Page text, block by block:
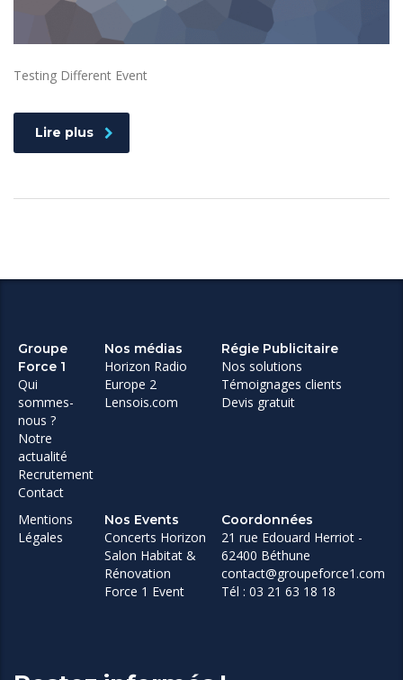
Testing Different Event
Lire plus
Groupe
Force 1
Qui
sommes-
nous ?
Notre
actualité
Recrutement
Contact
Nos médias
Horizon Radio
Europe 2
Lensois.com
Régie Publicitaire
Nos solutions
Témoignages clients
Devis gratuit
Mentions
Légales
Nos Events
Concerts Horizon
Salon Habitat &
Rénovation
Force 1 Event
Coordonnées
21 rue Edouard Herriot -
62400 Béthune
contact@groupeforce1.com
Tél : 03 21 63 18 18